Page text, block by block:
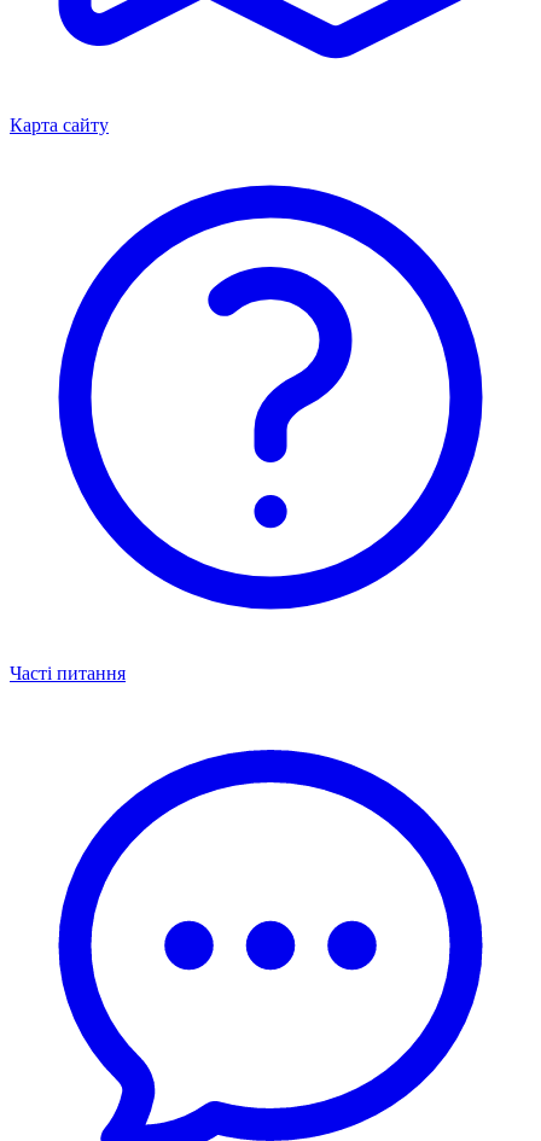
Карта сайту
Часті питання